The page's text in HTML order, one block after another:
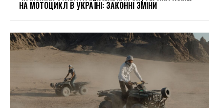
НА МОТОЦИКЛ В УКРАЇНІ: ЗАКОННІ ЗМІНИ